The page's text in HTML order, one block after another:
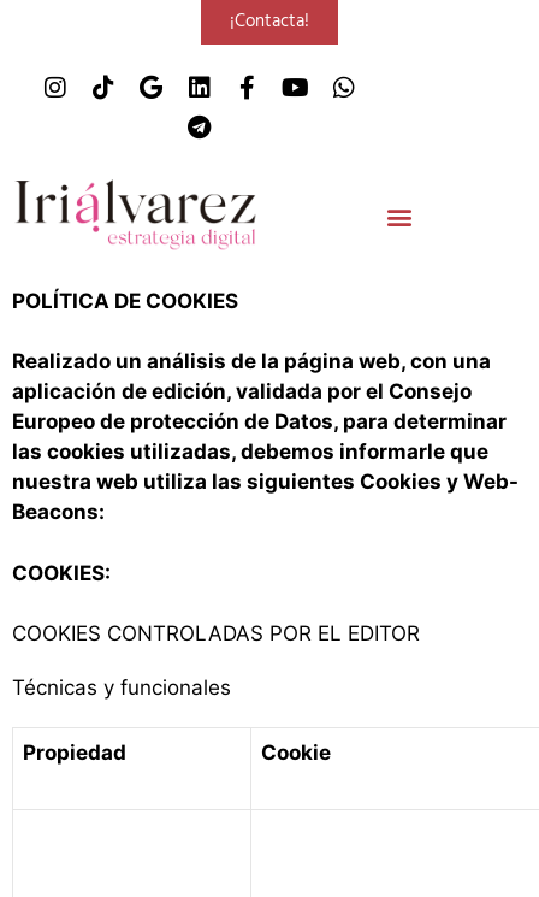
¡Contacta!
POLÍTICA DE COOKIES
Realizado un análisis de la página web, con una
aplicación de edición, validada por el Consejo
Europeo de protección de Datos, para determinar
las cookies utilizadas, debemos informarle que
nuestra web utiliza las siguientes Cookies y Web-
Beacons:
COOKIES:
COOKIES CONTROLADAS POR EL EDITOR
Técnicas y funcionales
Propiedad Cookie